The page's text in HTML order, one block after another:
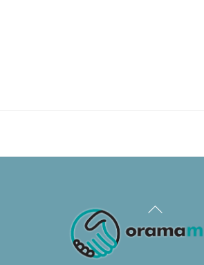
Back
To